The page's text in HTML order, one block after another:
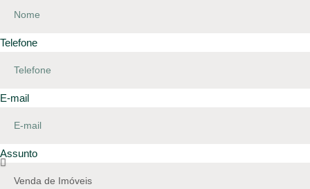
Telefone
E-mail
Assunto